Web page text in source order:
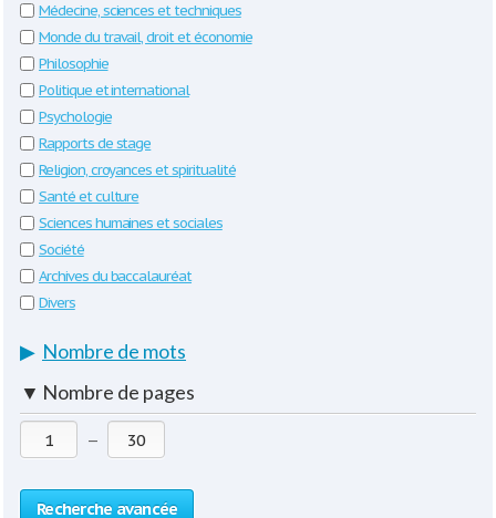
Médecine, sciences et techniques
Monde du travail, droit et économie
Philosophie
Politique et international
Psychologie
Rapports de stage
Religion, croyances et spiritualité
Santé et culture
Sciences humaines et sociales
Société
Archives du baccalauréat
Divers
▶ Nombre de mots
▼ Nombre de pages
—
Recherche avancée